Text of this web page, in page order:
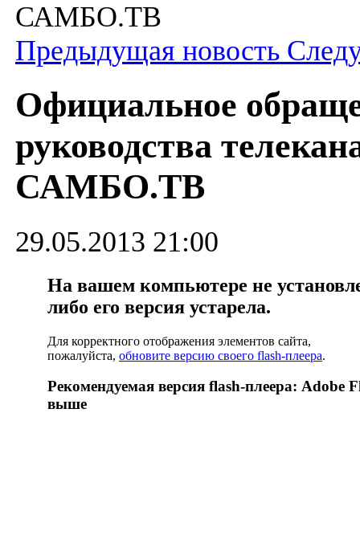
САМБО.ТВ
Предыдущая новость
Официальное
руководства
САМБО.ТВ
29.05.2013 21:00
На вашем компьютере не
либо его версия устарела.
Для корректного отображения элементов сайта,
пожалуйста, обновите версию своего flash-плеера.
Рекомендуемая версия flash-плеера: Adobe
выше